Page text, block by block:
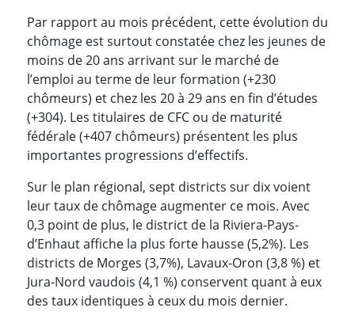
Par rapport au mois précédent, cette évolution du
chômage est surtout constatée chez les jeunes de
moins de 20 ans arrivant sur le marché de
l’emploi au terme de leur formation (+230
chômeurs) et chez les 20 à 29 ans en fin d’études
(+304). Les titulaires de CFC ou de maturité
fédérale (+407 chômeurs) présentent les plus
importantes progressions d’effectifs.
Sur le plan régional, sept districts sur dix voient
leur taux de chômage augmenter ce mois. Avec
0,3 point de plus, le district de la Riviera-Pays-
d’Enhaut affiche la plus forte hausse (5,2%). Les
districts de Morges (3,7%), Lavaux-Oron (3,8 %) et
Jura-Nord vaudois (4,1 %) conservent quant à eux
des taux identiques à ceux du mois dernier.